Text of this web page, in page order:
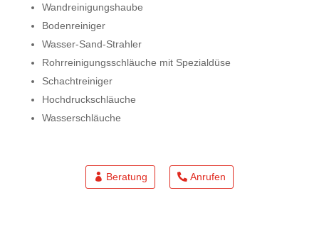
Wandreinigungshaube
Bodenreiniger
Wasser-Sand-Strahler
Rohrreinigungsschläuche mit Spezialdüse
Schachtreiniger
Hochdruckschläuche
Wasserschläuche
Beratung Anrufen